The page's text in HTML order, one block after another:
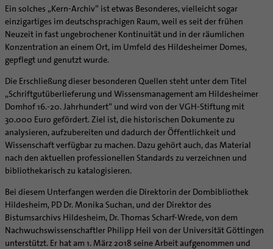
Schule
Gefängnisseelsorge
Segensorte
Verwaltungsbeauftragte / Verwaltungsleitungen in
Pfarrgemeinden
Ein solches „Kern-Archiv“ ist etwas Besonderes, vielleicht sogar
einzigartiges im deutschsprachigen Raum, weil es seit der frühen
Neuzeit in fast ungebrochener Kontinuität und in der räumlichen
Konzentration an einem Ort, im Umfeld des Hildesheimer Domes,
gepflegt und genutzt wurde.
Die Erschließung dieser besonderen Quellen steht unter dem Titel
„Schriftgutüberlieferung und Wissensmanagement am Hildesheimer
Domhof 16.-20. Jahrhundert“ und wird von der VGH-Stiftung mit
30.000 Euro gefördert. Ziel ist, die historischen Dokumente zu
analysieren, aufzubereiten und dadurch der Öffentlichkeit und
Wissenschaft verfügbar zu machen. Dazu gehört auch, das Material
nach den aktuellen professionellen Standards zu verzeichnen und
bibliothekarisch zu katalogisieren.
Bei diesem Unterfangen werden die Direktorin der Dombibliothek
Hildesheim, PD Dr. Monika Suchan, und der Direktor des
Bistumsarchivs Hildesheim, Dr. Thomas Scharf-Wrede, von dem
Nachwuchswissenschaftler Philipp Heil von der Universität Göttingen
unterstützt. Er hat am 1. März 2018 seine Arbeit aufgenommen und